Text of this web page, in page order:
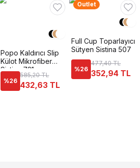
Popo Kaldırıcı Slip
Külot Mikrofiber
Sistina 721
%26
585,20 TL
432,63 TL
Outlet
Full Cup Toparlayıcı
Sütyen Sistina 507
%26
477,40 TL
352,94 TL